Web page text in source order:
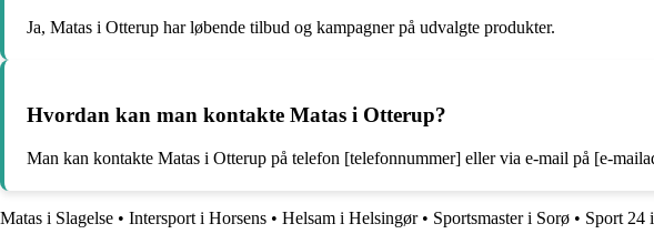
Ja, Matas i Otterup har løbende tilbud og kampagner på udvalgte produkter.
Hvordan kan man kontakte Matas i Otterup?
Man kan kontakte Matas i Otterup på telefon [telefonnummer] eller via e-mail på [e-
Matas i Slagelse • Intersport i Horsens • Helsam i Helsingør• Sportsmaster i Sorø • Sport 24